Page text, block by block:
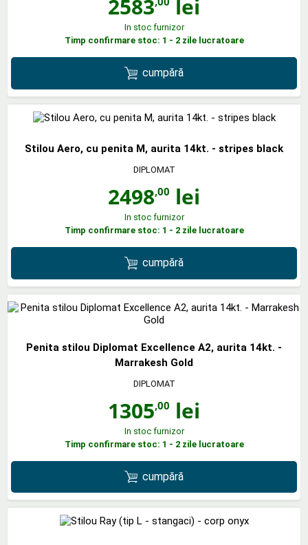
2583 lei
In stoc furnizor
Timp confirmare stoc: 1 - 2 zile lucratoare
cumpără
Stilou Aero, cu penita M, aurita 14kt. - stripes black
DIPLOMAT
2498,00 lei
In stoc furnizor
Timp confirmare stoc: 1 - 2 zile lucratoare
cumpără
Penita stilou Diplomat Excellence A2, aurita 14kt. -
Marrakesh Gold
DIPLOMAT
1305,00 lei
In stoc furnizor
Timp confirmare stoc: 1 - 2 zile lucratoare
cumpără